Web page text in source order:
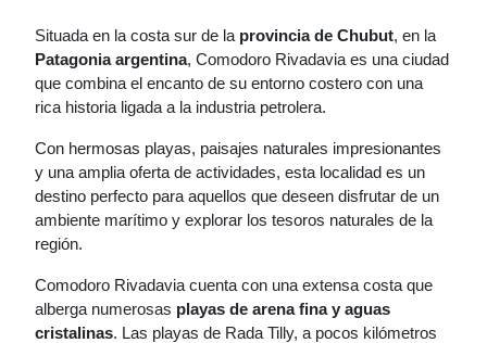
Situada en la costa sur de la provincia de Chubut, en la
Patagonia argentina, Comodoro Rivadavia es una ciudad
que combina el encanto de su entorno costero con una
rica historia ligada a la industria petrolera.
Con hermosas playas, paisajes naturales impresionantes
y una amplia oferta de actividades, esta localidad es un
destino perfecto para aquellos que deseen disfrutar de un
ambiente marítimo y explorar los tesoros naturales de la
región.
Comodoro Rivadavia cuenta con una extensa costa que
alberga numerosas playas de arena fina y aguas
cristalinas. Las playas de Rada Tilly, a pocos kilómetros